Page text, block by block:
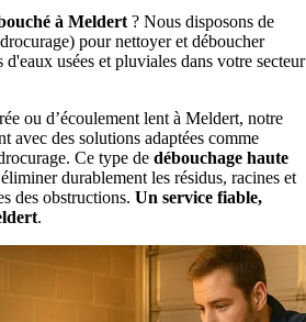
à Meldert ? Nous disposons de
pour nettoyer et déboucher
usées et pluviales dans votre secteur
ou d’écoulement lent à Meldert, notre
avec des solutions adaptées comme
Ce type de débouchage haute
durablement les résidus, racines et
des obstructions. Un service fiable,
.